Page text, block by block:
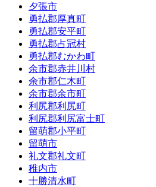
夕張市
勇払郡厚真町
勇払郡安平町
勇払郡占冠村
勇払郡むかわ町
余市郡赤井川村
余市郡仁木町
余市郡余市町
利尻郡利尻町
利尻郡利尻富士町
留萌郡小平町
留萌市
礼文郡礼文町
稚内市
十勝清水町